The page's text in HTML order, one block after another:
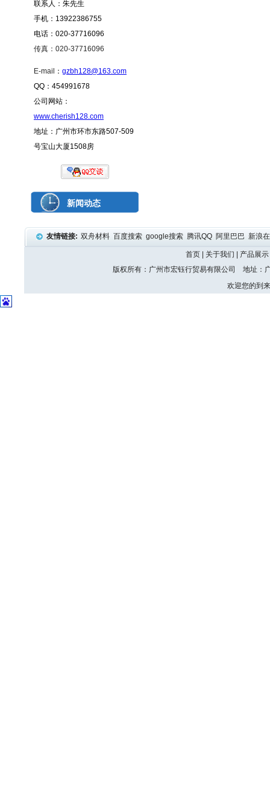
联系人：朱先生
手机：13922386755
电话：020-37716096
传真：020-37716096
E-mail ： gzbh128@163.com
QQ：454991678
公司网站：
www.cherish128.com
地址：广州市环市东路507-509
号宝山大厦1508房
新闻动态
友情链接: 双舟材料 百度搜索 google搜索 腾讯QQ 阿里巴巴 新浪
首页 关于我们 产品展示
版权所有：广州市宏钰行贸易有限公司 地址
欢迎您的到